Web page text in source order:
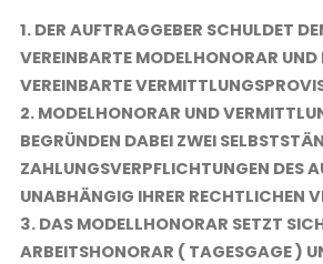
1. DER AUFTRAGGEBER SCHULDET
VEREINBARTE MODELHONORAR
VEREINBARTE
2. MODELHONORAR UND
BEGRÜNDEN DABEI ZWEI
ZAHLUNGSVERPFLICHTUNGEN DES
UNABHÄNGIG IHRER RECHTLICHEN
3. DAS MODELLHONORAR SETZT
ARBEITSHONORAR ( TAGESGAGE )